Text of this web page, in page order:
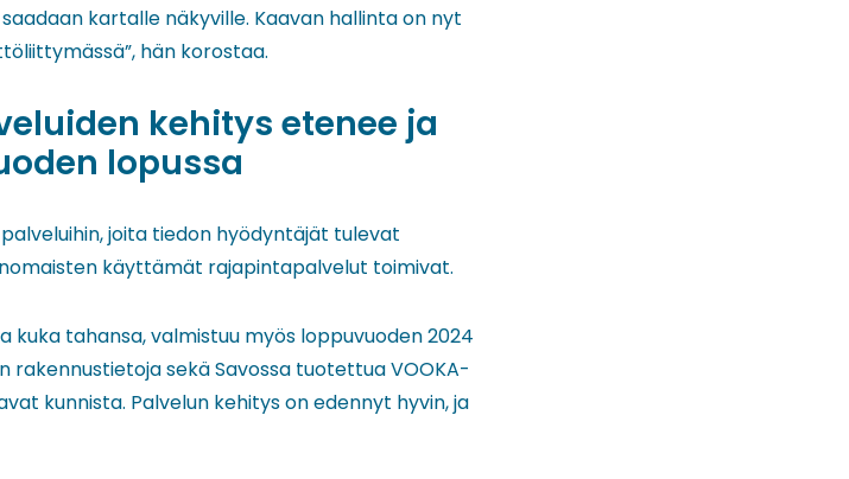
kartalle näkyville. Kaavan hallinta on nyt
hän korostaa.
kehitys etenee ja
lopussa
joita tiedon hyödyntäjät tulevat
käyttämät rajapintapalvelut toimivat.
tahansa, valmistuu myös loppuvuoden 2024
rakennustietoja sekä Savossa tuotettua VOOKA-
kunnista. Palvelun kehitys on edennyt hyvin, ja